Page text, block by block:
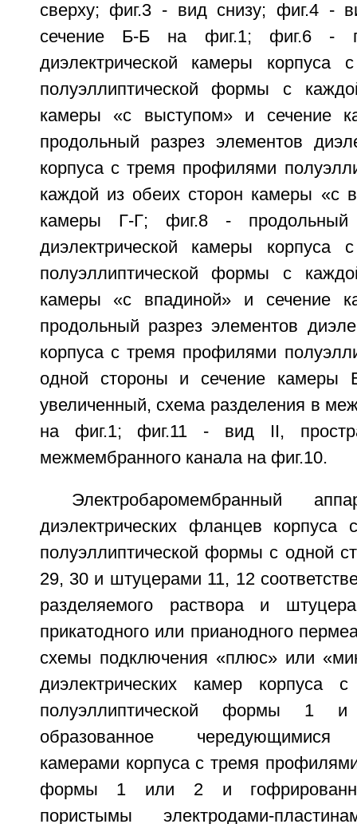
сверху; фиг.3 - вид снизу; фиг.4 -
сечение Б-Б на фиг.1; фиг.6 -
диэлектрической камеры корпуса
полуэллиптической формы с
камеры «с выступом» и сечение
продольный разрез элементов
корпуса с тремя профилями
каждой из обеих сторон камеры «с
камеры Г-Г; фиг.8 - продольный
диэлектрической камеры корпуса
полуэллиптической формы с
камеры «с впадиной» и сечение
продольный разрез элементов
корпуса с тремя профилями
одной стороны и сечение
увеличенный, схема разделения в
на фиг.1; фиг.11 - вид II,
межмембранного канала на фиг.10.
Электробаромембранный
диэлектрических фланцев
полуэллиптической формы с одной
29, 30 и штуцерами 11, 12
разделяемого раствора и
прикатодного или прианодного
схемы подключения «плюс» или
диэлектрических камер корпуса
полуэллиптической формы 1 и
образованное чередующимися
камерами корпуса с тремя
формы 1 или 2 и
пористымы электродами-